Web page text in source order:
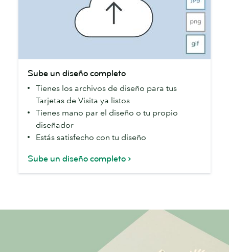
diseño
completo
Sube un diseño completo
Tienes los archivos de diseño para tus
Tarjetas de Visita ya listos
Tienes mano par el diseño o tu propio
diseñador
Estás satisfecho con tu diseño
Sube un diseño completo